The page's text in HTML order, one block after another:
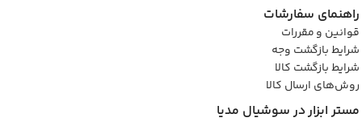
راهنمای سفارشات
قوانین و مقررات
شرایط بازگشت وجه
شرایط بازگشت کالا
روش‌های ارسال کالا
مستر ابزار در سوشیال مدیا